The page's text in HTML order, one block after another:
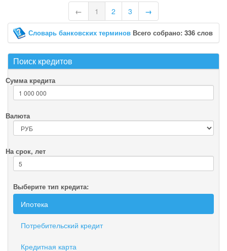
← 1 2 3 →
Словарь банковских терминов Всего собрано: 336 слов
Поиск кредитов
Сумма кредита
Валюта
На срок, лет
Выберите тип кредита:
Ипотека
Потребительский кредит
Кредитная карта